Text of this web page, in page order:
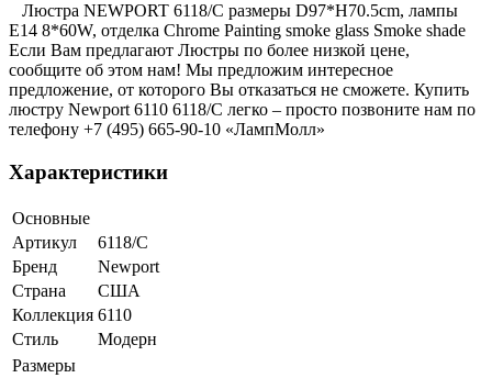
Люстра NEWPORT 6118/C размеры D97*H70.5cm, лампы
E14 8*60W, отделка Chrome Painting smoke glass Smoke shade
Если Вам предлагают Люстры по более низкой цене,
сообщите об этом нам! Мы предложим интересное
предложение, от которого Вы отказаться не сможете. Купить
люстру Newport 6110 6118/C легко – просто позвоните нам по
телефону +7 (495) 665-90-10 «ЛампМолл»
Характеристики
Основные
Артикул
6118/C
Бренд
Newport
Страна
США
Коллекция 6110
Стиль
Модерн
Размеры